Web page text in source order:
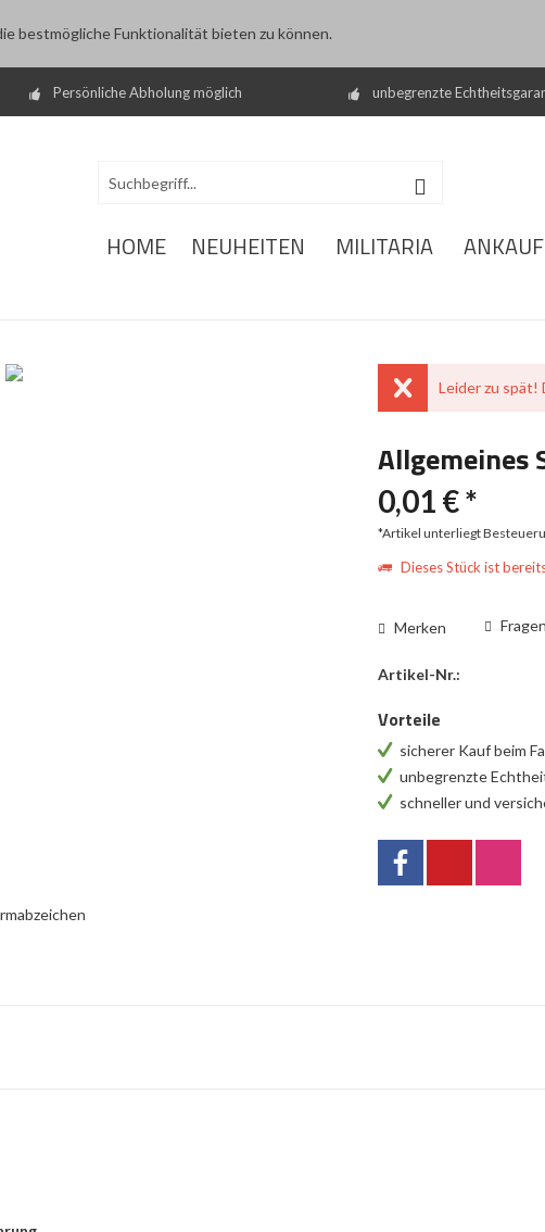
bestmögliche Funktionalität bieten zu können.
Persönliche Abholung möglich unbegrenzte
HOME NEUHEITEN MILITARIA
Leider zu
Allgemeines
0,01 € *
*Artikel unterliegt
Dieses Stück ist
Merken
Artikel-Nr.:
Vorteile
sicherer Kauf beim
unbegrenzte
schneller und